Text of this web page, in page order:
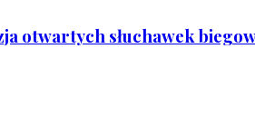
otwartych słuchawek